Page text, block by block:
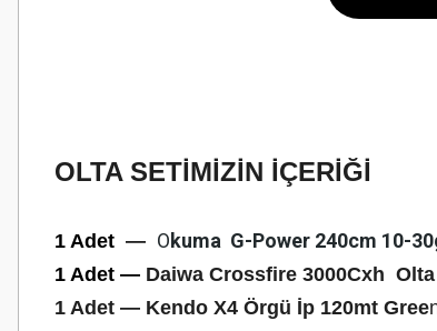
OLTA SETİMİZİN İÇERİĞİ
1 Adet — Okuma G-Power 240cm 10-
1 Adet — Daiwa Crossfire 3000Cxh
1 Adet — Kendo X4 Örgü İp 120mt Gree